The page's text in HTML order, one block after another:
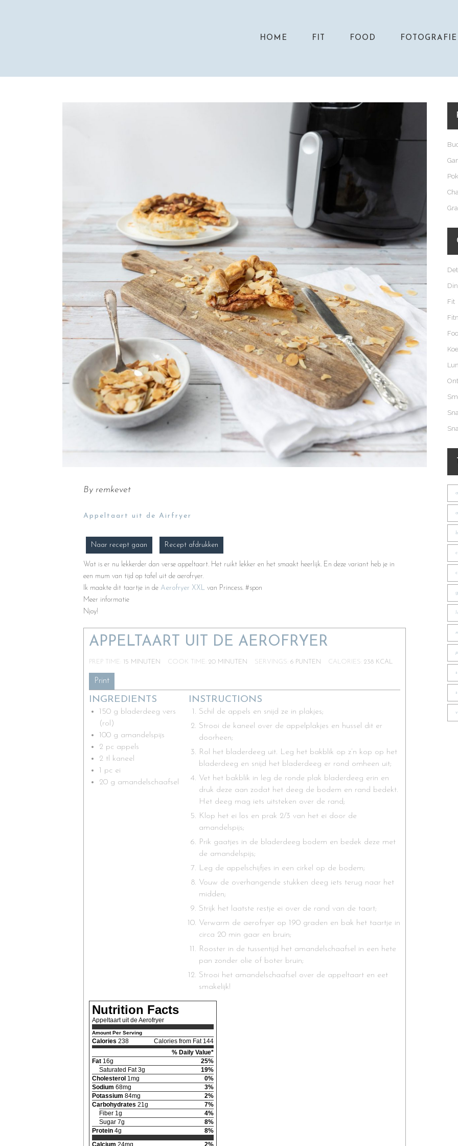
HOME FIT FOOD FOTOGRAFIE
By remkevet
Appeltaart uit de Airfryer
Naar recept gaan Recept afdrukken
Wat is er nu lekkerder dan verse appeltaart. Het ruikt lekker en het smaakt heerlijk. En deze variant heb je in
een mum van tijd op tafel uit de aerofryer.
Ik maakte dit taartje in de Aerofryer XXL van Princess. #spon
Meer informatie
Njoy!
APPELTAART UIT DE AEROFRYER
PREP TIME: 15 MINUTEN COOK TIME: 20 MINUTEN SERVINGS: 6 PUNTEN CALORIES: 238 KCAL
Print
INGREDIENTS
150 g bladerdeeg vers
(rol)
100 g amandelspijs
2 pc appels
2 tl kaneel
1 pc ei
20 g amandelschaafsel
INSTRUCTIONS
Schil de appels en snijd ze in plakjes;
Strooi de kaneel over de appelplakjes en hussel dit er
doorheen;
Rol het bladerdeeg uit. Leg het bakblik op z’n kop op het
bladerdeeg en snijd het bladerdeeg er rond omheen uit;
Vet het bakblik in leg de ronde plak bladerdeeg erin en
druk deze aan zodat het deeg de bodem en rand bedekt.
Het deeg mag iets uitsteken over de rand;
Klop het ei los en prak 2/3 van het ei door de
amandelspijs;
Prik gaatjes in de bladerdeeg bodem en bedek deze met
de amandelspijs;
Leg de appelschijfjes in een cirkel op de bodem;
Vouw de overhangende stukken deeg iets terug naar het
midden;
Strijk het laatste restje ei over de rand van de taart;
Verwarm de aerofryer op 190 graden en bak het taartje in
circa 20 min gaar en bruin;
Rooster in de tussentijd het amandelschaafsel in een hete
pan zonder olie of boter bruin;
Strooi het amandelschaafsel over de appeltaart en eet
smakelijk!
Nutrition Facts
Appeltaart uit de Aerofryer
Amount Per Serving
Calories 238
Calories from Fat 144
% Daily Value*
Fat 16g
25%
Saturated Fat 3g
19%
Cholesterol 1mg
0%
Sodium 68mg
3%
Potassium 84mg
2%
Carbohydrates 21g
7%
Fiber 1g
4%
Sugar 7g
8%
Protein 4g
8%
Fit